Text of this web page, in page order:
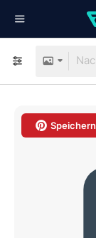
Speichern